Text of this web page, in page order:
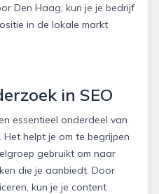
Den Haag, kun je je bedrijf
in de lokale markt
in SEO
essentieel onderdeel van
helpt je om te begrijpen
gebruikt om naar
die je aanbiedt. Door
kun je je content